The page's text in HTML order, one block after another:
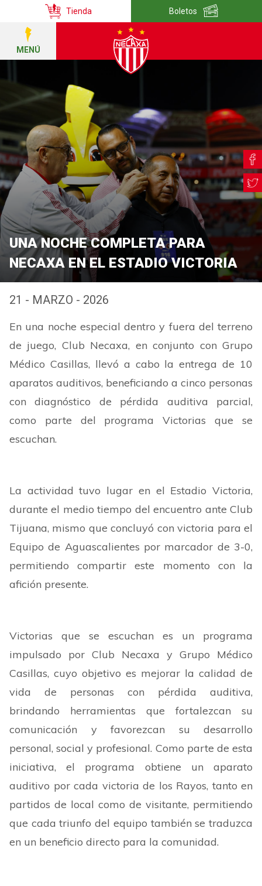
Tienda Boletos
MENÚ
UNA NOCHE COMPLETA PARA
NECAXA EN EL ESTADIO VICTORIA
21 - MARZO - 2026
En una noche especial dentro y fuera del terreno
de juego, Club Necaxa, en conjunto con Grupo
Médico Casillas, llevó a cabo la entrega de 10
aparatos auditivos, beneficiando a cinco personas
con diagnóstico de pérdida auditiva parcial,
como parte del programa Victorias que se
escuchan.
La actividad tuvo lugar en el Estadio Victoria,
durante el medio tiempo del encuentro ante Club
Tijuana, mismo que concluyó con victoria para el
Equipo de Aguascalientes por marcador de 3-0,
permitiendo compartir este momento con la
afición presente.
Victorias que se escuchan es un programa
impulsado por Club Necaxa y Grupo Médico
Casillas, cuyo objetivo es mejorar la calidad de
vida de personas con pérdida auditiva,
brindando herramientas que fortalezcan su
comunicación y favorezcan su desarrollo
personal, social y profesional. Como parte de esta
iniciativa, el programa obtiene un aparato
auditivo por cada victoria de los Rayos, tanto en
partidos de local como de visitante, permitiendo
que cada triunfo del equipo también se traduzca
en un beneficio directo para la comunidad.